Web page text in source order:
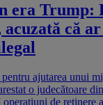
era Trump:
acuzată că
pentru ajutarea unui
o judecătoare
de reținere